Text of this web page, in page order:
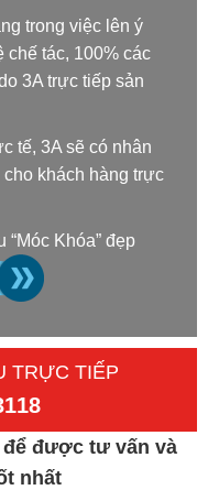
trong việc lên ý
chế tác, 100% các
3A trực tiếp sản
tế, 3A sẽ có nhân
khách hàng trực
Khóa” đẹp
TRỰC TIẾP
được tư vấn và
nhất